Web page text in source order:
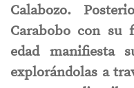
Calabozo.
Carabobo con su
edad manifiesta
explorándolas a